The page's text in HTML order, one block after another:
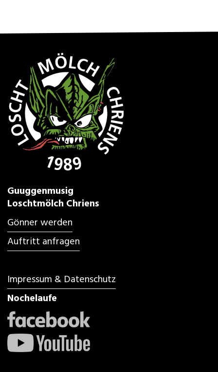
Guuggenmusig
Loschtmölch Chriens
Gönner werden
Auftritt anfragen
Impressum & Datenschutz
Nochelaufe